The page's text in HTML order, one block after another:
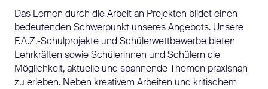
Das Lernen durch die Arbeit an Projekten bildet einen
bedeutenden Schwerpunkt unseres Angebots. Unsere
F.A.Z.-Schulprojekte und Schülerwettbewerbe bieten
Lehrkräften sowie Schülerinnen und Schülern die
Möglichkeit, aktuelle und spannende Themen praxisnah
zu erleben. Neben kreativem Arbeiten und kritischem